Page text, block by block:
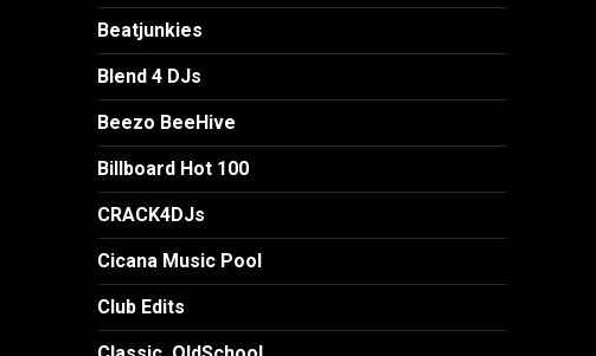
Beatjunkies
Blend 4 DJs
Beezo BeeHive
Billboard Hot 100
CRACK4DJs
Cicana Music Pool
Club Edits